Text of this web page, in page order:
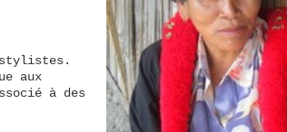
aux
à des